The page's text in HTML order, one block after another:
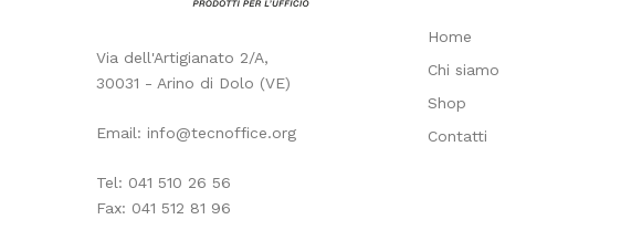
Via dell'Artigianato 2/A,
30031 - Arino di Dolo (VE)
Email: info@tecnoffice.org
Tel: 041 510 26 56
Fax: 041 512 81 96
Home
Chi siamo
Shop
Contatti